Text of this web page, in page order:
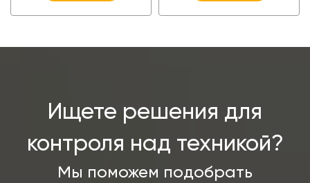
Ищете решения для
контроля над техникой?
Мы поможем подобрать